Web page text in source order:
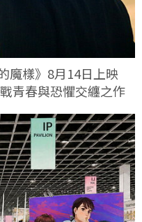
魔樣》8月14日上映
青春與恐懼交纏之作